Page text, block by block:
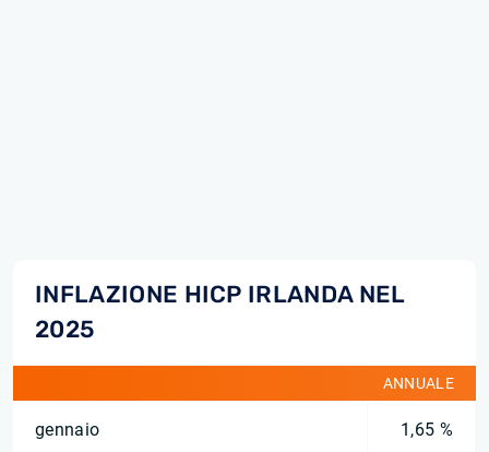
INFLAZIONE HICP IRLANDA NEL
2025
ANNUALE
gennaio 1,65 %